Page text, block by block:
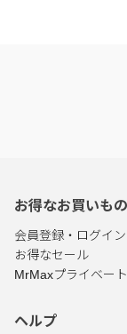
お得なお買いもの
会員登録・ログイン
お得なセール
MrMaxプライベー
ヘルプ